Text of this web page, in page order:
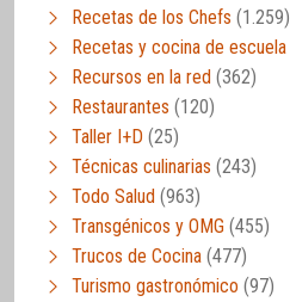
Recetas de los Chefs (1.259)
Recetas y cocina de escuela
Recursos en la red (362)
Restaurantes (120)
Taller I+D (25)
Técnicas culinarias (243)
Todo Salud (963)
Transgénicos y OMG (455)
Trucos de Cocina (477)
Turismo gastronómico (97)